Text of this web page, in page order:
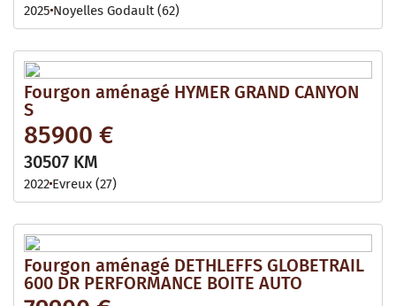
2025 Noyelles Godault (62)
Fourgon aménagé HYMER GRAND CANYON
S
85900 €
30507 KM
2022 Evreux (27)
Fourgon aménagé DETHLEFFS GLOBETRAIL
600 DR PERFORMANCE BOITE AUTO